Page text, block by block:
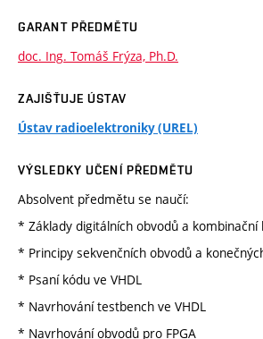
GARANT PŘEDMĚTU
doc. Ing. Tomáš Frýza, Ph.D.
ZAJIŠŤUJE ÚSTAV
Ústav radioelektroniky (UREL)
VÝSLEDKY UČENÍ PŘEDMĚTU
Absolvent předmětu se naučí:
* Základy digitálních obvodů a kombinační
* Principy sekvenčních obvodů a
* Psaní kódu ve VHDL
* Navrhování testbench ve VHDL
* Navrhování obvodů pro FPGA